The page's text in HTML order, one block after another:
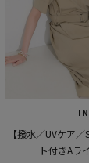
【撥水／UVケア
ト付きAラ